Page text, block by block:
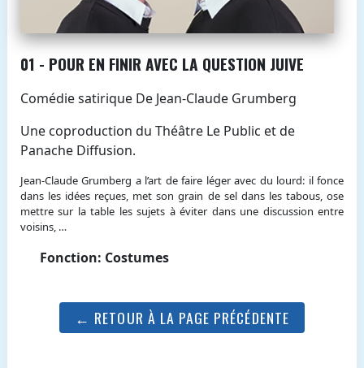
01 - POUR EN FINIR AVEC LA QUESTION JUIVE
Comédie satirique De Jean-Claude Grumberg
Une coproduction du Théâtre Le Public et de
Panache Diffusion.
Jean-Claude Grumberg a l’art de faire léger avec du lourd: il fonce
dans les idées reçues, met son grain de sel dans les tabous, ose
mettre sur la table les sujets à éviter dans une discussion entre
voisins, …
Fonction: Costumes
← RETOUR À LA PAGE PRÉCÉDENTE